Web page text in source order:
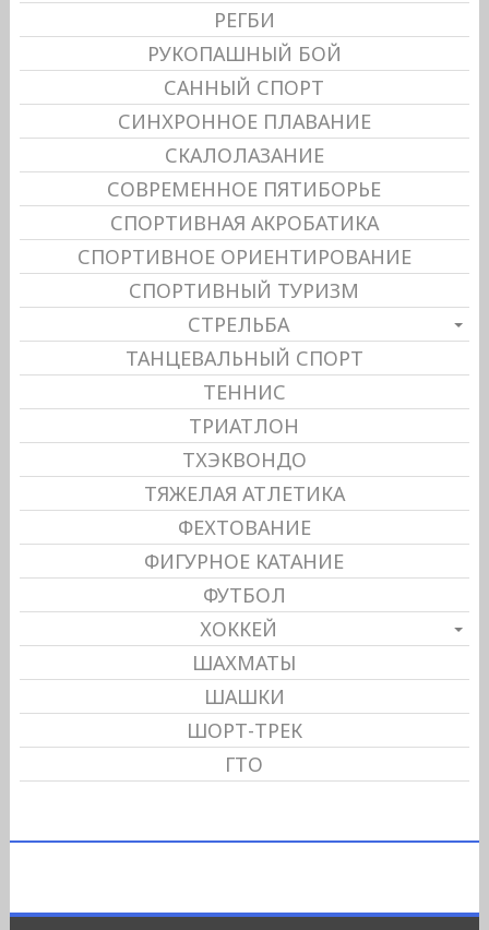
РЕГБИ
РУКОПАШНЫЙ БОЙ
САННЫЙ СПОРТ
СИНХРОННОЕ ПЛАВАНИЕ
СКАЛОЛАЗАНИЕ
СОВРЕМЕННОЕ ПЯТИБОРЬЕ
СПОРТИВНАЯ АКРОБАТИКА
СПОРТИВНОЕ ОРИЕНТИРОВАНИЕ
СПОРТИВНЫЙ ТУРИЗМ
СТРЕЛЬБА
ТАНЦЕВАЛЬНЫЙ СПОРТ
ТЕННИС
ТРИАТЛОН
ТХЭКВОНДО
ТЯЖЕЛАЯ АТЛЕТИКА
ФЕХТОВАНИЕ
ФИГУРНОЕ КАТАНИЕ
ФУТБОЛ
ХОККЕЙ
ШАХМАТЫ
ШАШКИ
ШОРТ-ТРЕК
ГТО